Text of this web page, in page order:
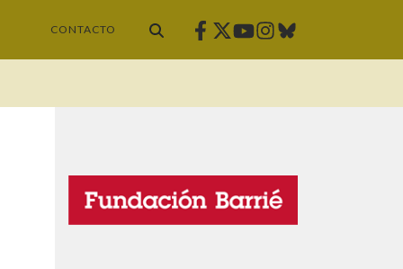
CONTACTO Facebook
Twitter
Youtube
Instagram
Bluesky